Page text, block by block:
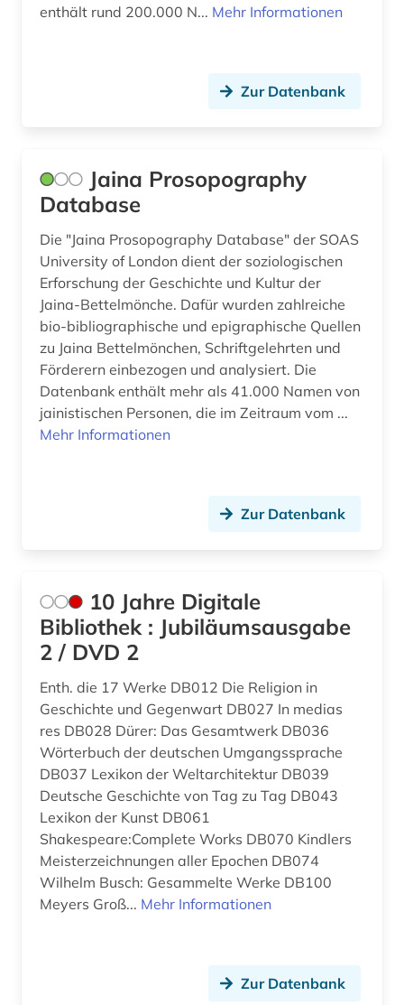
arbeitnehmervertretung (1)
arbeitsbedingungen und -politik (1)
arbeitslosigkeit (3)
arbeitsmarkt (6)
arbeitsmarktforschung (2)
arbeitsmarktpolitik (1)
arbeitsrecht (3)
arbeitssicherheit (2)
argentinien (1)
arktis (1)
armenien (1)
armut (2)
artek (2)
asean (1)
asiatische studien (1)
asien (3)
asien-pazifik (1)
astronomy and astrophysics (1)
Israel (1)
Jugoslawien (5)
Kanada (5)
Kroatien (5)
Lettland (3)
Litauen (3)
Luxemburg (1)
Makedonien (4)
Mecklenburg-Vorpommern (4)
Nordamerika (3)
Norwegen (2)
Oesterreich (10)
Osmanisches Reich (2)
Ostasien (3)
Osteuropa (11)
Ostmitteleuropa (7)
Palaestina (1)
enthält rund 200.000 N... Mehr Informationen
Zur Datenbank
Jaina Prosopography
Database
Die "Jaina Prosopography Database" der SOAS
University of London dient der soziologischen
Erforschung der Geschichte und Kultur der
Jaina-Bettelmönche. Dafür wurden zahlreiche
bio-bibliographische und epigraphische Quellen
zu Jaina Bettelmönchen, Schriftgelehrten und
Förderern einbezogen und analysiert. Die
Datenbank enthält mehr als 41.000 Namen von
jainistischen Personen, die im Zeitraum vom ...
Mehr Informationen
Zur Datenbank
10 Jahre Digitale
Bibliothek : Jubiläumsausgabe
2 / DVD 2
Enth. die 17 Werke DB012 Die Religion in
Geschichte und Gegenwart DB027 In medias
res DB028 Dürer: Das Gesamtwerk DB036
Wörterbuch der deutschen Umgangssprache
DB037 Lexikon der Weltarchitektur DB039
Deutsche Geschichte von Tag zu Tag DB043
Lexikon der Kunst DB061
Shakespeare:Complete Works DB070 Kindlers
Meisterzeichnungen aller Epochen DB074
Wilhelm Busch: Gesammelte Werke DB100
Meyers Groß... Mehr Informationen
Zur Datenbank